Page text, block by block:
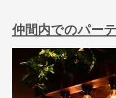
仲間内でのパー